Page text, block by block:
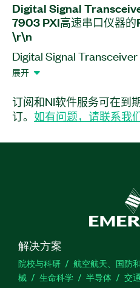
Digital Signal
7903 PXI高速串口仪器的
\r\n
Digital Signal
程序配合使用的附加软件
程序的Firmware包和相
展开
订阅和NI软件服务可在到
订。 如有问题，请联系我们
解决方案
院校与科研 航空航天、国防
械
生命科学 半导体 交